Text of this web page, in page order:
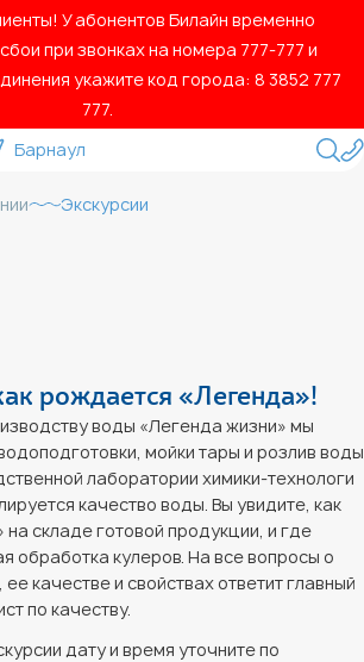
У абонентов Билайн временно
при звонках на номера 777‑777 и
укажите код города: 8 3852 777
777.
Барнаул
Экскурсии
рождается «Легенда»!
воды «Легенда жизни» мы
мойки тары и розлив воды
лаборатории химики-технологи
качество воды. Вы увидите, как
складе готовой продукции, и где
обработка кулеров. На все вопросы о
качестве и свойствах ответит главный
по качеству.
дату и время уточните по